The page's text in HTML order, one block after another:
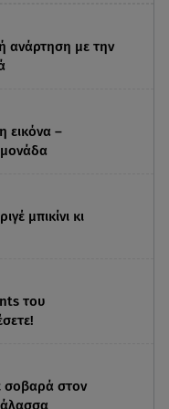
ανάρτηση με την
εικόνα –
μπικίνι κι
του
σοβαρά στον